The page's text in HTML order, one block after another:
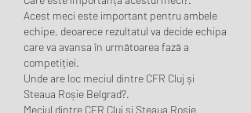
Acest meci este important pentru ambele
echipe, deoarece rezultatul va decide echipa
care va avansa în următoarea fază a
competiției.
Unde are loc meciul dintre CFR Cluj și
Steaua Roșie Belgrad?.
Meciul dintre CFR Cluj și Steaua Roșie